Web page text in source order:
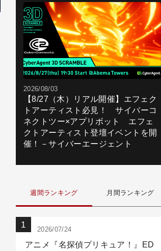
2026/08/03
【8/27（木）リアル開催】エフェク
トアーティスト必見！ サイバーコ
ネクトツー×アプリボット エフェ
クトアーティスト登壇イベントを開
催！－サイバーエージェント
週間ランキング 月間ランキング
2026/07/24
アニメ『名探偵プリキュア！』ED